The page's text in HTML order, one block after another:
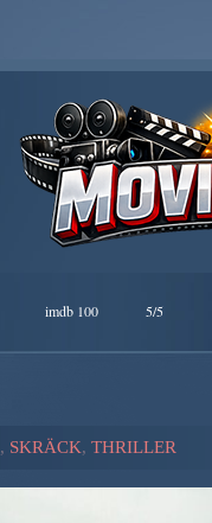
imdb 100 5/5
, SKRÄCK, THRILLER